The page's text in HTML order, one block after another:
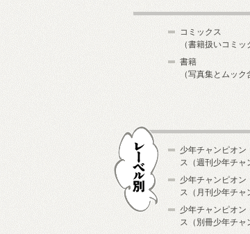
コミックス
（書籍扱いコミッ
書籍
（写真集とムック
少年チャンピオン
ス（週刊少年チャ
少年チャンピオン
ス（月刊少年チャ
少年チャンピオン
ス（別冊少年チャ